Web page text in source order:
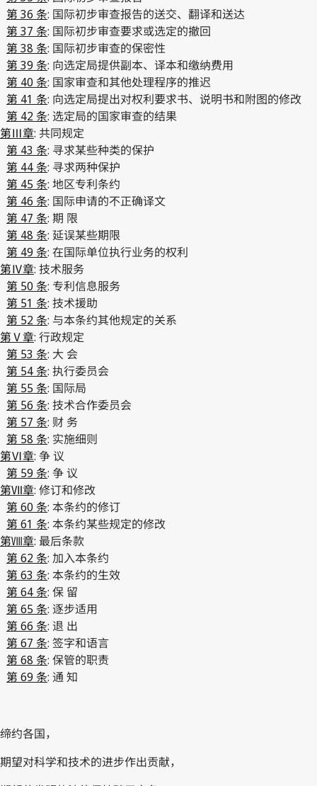
第 36 条: 国际初步审查报告的送交、翻译和送达
第 37 条: 国际初步审查要求或选定的撤回
第 38 条: 国际初步审查的保密性
第 39 条: 向选定局提供副本、译本和缴纳费用
第 40 条: 国家审查和其他处理程序的推迟
第 41 条: 向选定局提出对权利要求书、说明书和附图的修改
第 42 条: 选定局的国家审查的结果
第Ⅲ章: 共同规定
第 43 条: 寻求某些种类的保护
第 44 条: 寻求两种保护
第 45 条: 地区专利条约
第 46 条: 国际申请的不正确译文
第 47 条: 期 限
第 48 条: 延误某些期限
第 49 条: 在国际单位执行业务的权利
第Ⅳ章: 技术服务
第 50 条: 专利信息服务
第 51 条: 技术援助
第 52 条: 与本条约其他规定的关系
第Ⅴ章: 行政规定
第 53 条: 大 会
第 54 条: 执行委员会
第 55 条: 国际局
第 56 条: 技术合作委员会
第 57 条: 财 务
第 58 条: 实施细则
第Ⅵ章: 争 议
第 59 条: 争 议
第Ⅶ章: 修订和修改
第 60 条: 本条约的修订
第 61 条: 本条约某些规定的修改
第Ⅷ章: 最后条款
第 62 条: 加入本条约
第 63 条: 本条约的生效
第 64 条: 保 留
第 65 条: 逐步适用
第 66 条: 退 出
第 67 条: 签字和语言
第 68 条: 保管的职责
第 69 条: 通 知
缔约各国，
期望对科学和技术的进步作出贡献，